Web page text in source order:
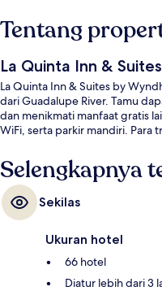
Tentang
La Quinta Inn &
La Quinta Inn & Suites by
dari Guadalupe River. Tamu
dan menikmati manfaat gratis
WiFi, serta parkir mandiri. Para
Selengkapnya
Sekilas
Ukuran hotel
66 hotel
Diatur lebih dari 3